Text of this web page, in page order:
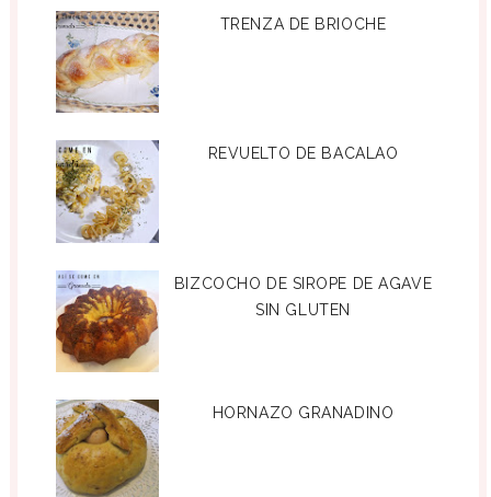
TRENZA DE BRIOCHE
REVUELTO DE BACALAO
BIZCOCHO DE SIROPE DE AGAVE
SIN GLUTEN
HORNAZO GRANADINO